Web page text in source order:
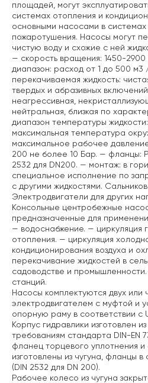
площадей, могут
системах отопления и
основными насосами в системах
пожаротушения. Насосы могут
чистую воду и схожие с ней
— скорость вращения: 1450-
диапазон: расход от 1 до 500 м3
перекачиваемая жидкость:
твердых и абразивных включений,
неагрессивная,
нейтральная, близкая по
диапазон температуры
максимальная температура
максимальное рабочее
200 не более 10 Бар. — фланцы:
2532 для DN200. — монтаж: в
специальное исполнение по
с другими жидкостями.
Электродвигатели для других
Консольные центробежные
предназначенные для
— водоснабжение. — циркуляция
отопления. — циркуляция
кондиционирования воздуха и
перекачивание жидкостей в
садоводстве и промышленности.
станций.
Насосы комплектуются двух
электродвигателем с муфтой и
опорную раму в соответствии с
Корпус гидравлики изготовлен
требованиям стандарта DIN-EN
фланец торцевого уплотнения и
изготовлены из чугуна, фланцы в
(DIN 2532 для DN 200).
Рабочее колесо из чугуна